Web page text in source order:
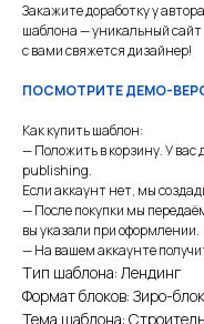
Закажите доработку у
шаблона — уникальный сайт
с вами свяжется дизайнер!
ПОСМОТРИТЕ ДЕМО-
Как купить шаблон:
— Положить в корзину. У
publishing.
Если аккаунт нет, мы
— После покупки мы
вы указали при оформлении.
— На вашем аккаунте
Тип шаблона: Лендинг
Формат блоков: Зиро-
Тема шаблона: